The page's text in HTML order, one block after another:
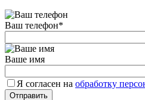
Ваш телефон*
Ваше имя
Я согласен на обработку